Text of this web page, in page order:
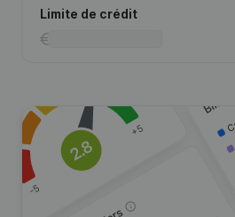
Limite de crédit